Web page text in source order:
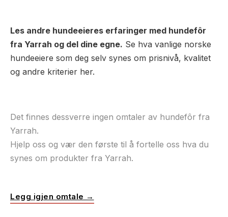
Les andre hundeeieres erfaringer med hundefôr
fra Yarrah og del dine egne. Se hva vanlige norske
hundeeiere som deg selv synes om prisnivå, kvalitet
og andre kriterier her.
Det finnes dessverre ingen omtaler av hundefôr fra
Yarrah.
Hjelp oss og vær den første til å fortelle oss hva du
synes om produkter fra Yarrah.
Legg igjen omtale →